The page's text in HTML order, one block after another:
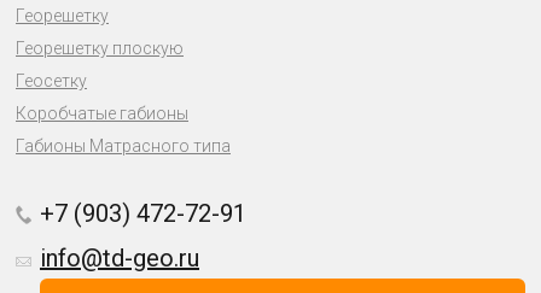
Георешетку
Георешетку плоскую
Геосетку
Коробчатые габионы
Габионы Матрасного типа
+7 (903) 472-72-91
info@td-geo.ru